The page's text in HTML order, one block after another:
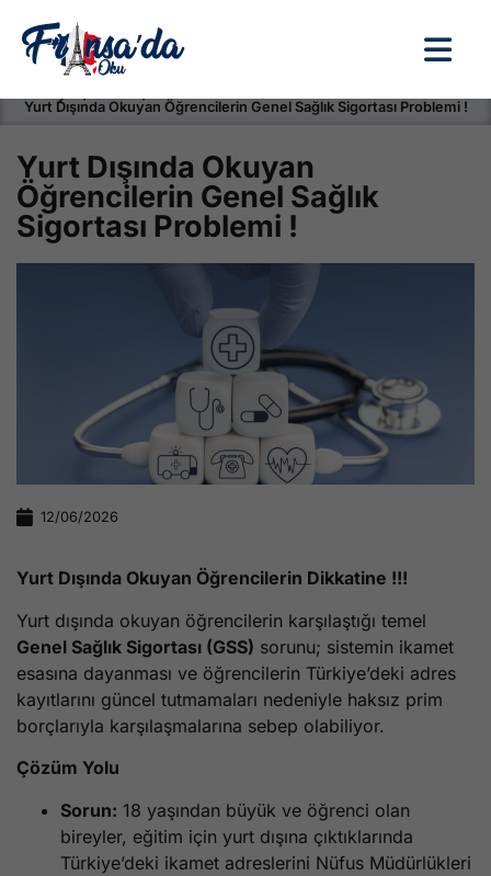
Yurt Dışında Okuyan Öğrencilerin Genel Sağlık Sigortası Problemi !
Yurt Dışında Okuyan
Öğrencilerin Genel Sağlık
Sigortası Problemi !
12/06/2026
Yurt Dışında Okuyan Öğrencilerin Dikkatine !!!
Yurt dışında okuyan öğrencilerin karşılaştığı temel
Genel Sağlık Sigortası (GSS) sorunu; sistemin ikamet
esasına dayanması ve öğrencilerin Türkiye’deki adres
kayıtlarını güncel tutmamaları nedeniyle haksız prim
borçlarıyla karşılaşmalarına sebep olabiliyor.
Çözüm Yolu
Sorun: 18 yaşından büyük ve öğrenci olan
bireyler, eğitim için yurt dışına çıktıklarında
Türkiye’deki ikamet adreslerini Nüfus Müdürlükleri